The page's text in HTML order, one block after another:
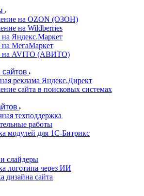
на OZON (ОЗОН)
на Wildberries
Яндекс.Маркет
МегаМаркет
на AVITO (АВИТО)
реклама Яндекс.Директ
сайта в поисковых системах
техподдержка
работы
модулей для 1С-Битрикс
слайдеры
логотипа через ИИ
дизайна сайта